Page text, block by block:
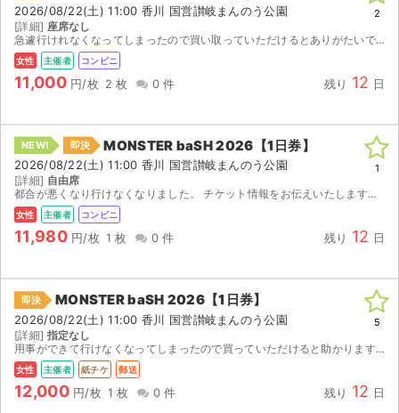
チケットジャム運営会社
チケットジャム利用規約
プライバシーポリシー
公演登録依頼
不正転売禁止法について
チケットジャムの取り組み
2026/08/22(土) 11:00 香川 国営讃岐まんのう公園
[詳細] 座席なし
急遽行けれなくなってしまったので買い取っていただけるとありがたいです。 発券番号をお伝えするのでお手数ですがご自身で発券よろしくお願いします。 多少のお値下げは可能ですのでお気軽に...
女性 主催者 コンビニ
11,000 円/枚 2 枚 0 件 残り 12 日
2
NEW! 即決 MONSTER baSH 2026【1日券】
2026/08/22(土) 11:00 香川 国営讃岐まんのう公園
[詳細] 自由席
都合が悪くなり行けなくなりました。 チケット情報をお伝えいたします。 期間内にセブンイレブンで発券をお願いいたします。 人気の土曜日のチケットぜひお早めに⭐︎
女性 主催者 コンビニ
11,980 円/枚 1 枚 0 件 残り 12 日
1
即決 MONSTER baSH 2026【1日券】
2026/08/22(土) 11:00 香川 国営讃岐まんのう公園
[詳細] 指定なし
用事ができて行けなくなってしまったので買っていただけると助かります。急ぎご協力お願いします。
女性 主催者 紙チケ 郵送
12,000 円/枚 1 枚 0 件 残り 12 日
5